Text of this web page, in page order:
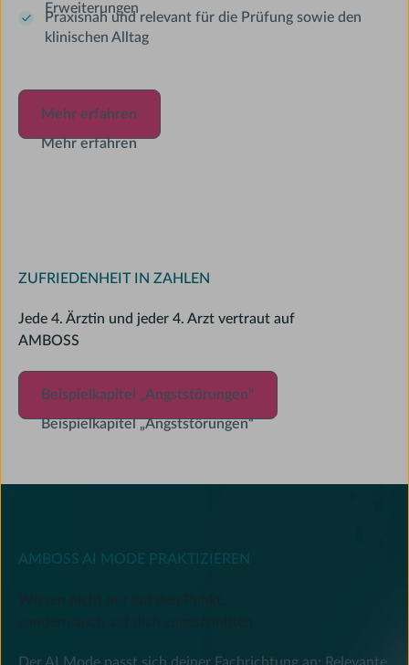
Erweiterungen
Praxisnah und relevant für die Prüfung sowie den
klinischen Alltag
Mehr erfahren
Mehr erfahren
Mehr erfahren
ZUFRIEDENHEIT IN ZAHLEN
Jede 4. Ärztin und jeder 4. Arzt vertraut auf
AMBOSS
Beispielkapitel „Angststörungen“
Beispielkapitel „Angststörungen“
Beispielkapitel „Angststörungen“
AMBOSS AI MODE PRAKTIZIEREN